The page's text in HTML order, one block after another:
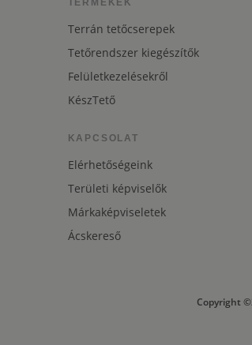
TERMÉKEK
Terrán tetőcserepek
Tetőrendszer kiegészítők
Felületkezelésekről
KészTető
KAPCSOLAT
Elérhetőségeink
Területi képviselők
Márkaképviseletek
Ácskereső
Copyright